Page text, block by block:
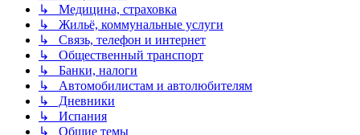
↳ Медицина, страховка
↳ Жильё, коммунальные услуги
↳ Связь, телефон и интернет
↳ Общественный транспорт
↳ Банки, налоги
↳ Автомобилистам и автолюбителям
↳ Дневники
↳ Испания
↳ Общие темы